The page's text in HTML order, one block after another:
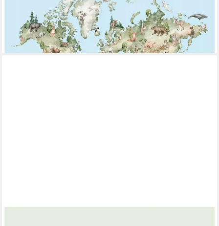
Fototapete Weltkarte strapazierfähig UV-beständig
Kinderzimmer 312x219 cm, glatt, 254 x 184 cm
ab 49,99 €
lieferbar - in 4-5 Werktagen bei dir